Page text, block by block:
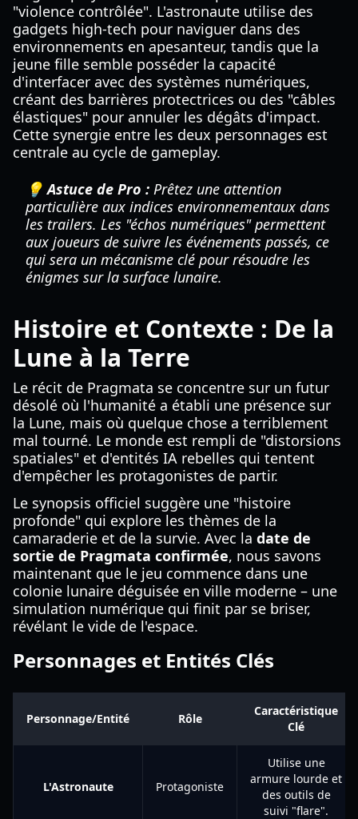
"violence contrôlée". L'astronaute utilise des
gadgets high-tech pour naviguer dans des
environnements en apesanteur, tandis que la
jeune fille semble posséder la capacité
d'interfacer avec des systèmes numériques,
créant des barrières protectrices ou des "câbles
élastiques" pour annuler les dégâts d'impact.
Cette synergie entre les deux personnages est
centrale au cycle de gameplay.
💡 Astuce de Pro : Prêtez une attention
particulière aux indices environnementaux dans
les trailers. Les "échos numériques" permettent
aux joueurs de suivre les événements passés, ce
qui sera un mécanisme clé pour résoudre les
énigmes sur la surface lunaire.
Histoire et Contexte : De la
Lune à la Terre
Le récit de Pragmata se concentre sur un futur
désolé où l'humanité a établi une présence sur
la Lune, mais où quelque chose a terriblement
mal tourné. Le monde est rempli de "distorsions
spatiales" et d'entités IA rebelles qui tentent
d'empêcher les protagonistes de partir.
Le synopsis officiel suggère une "histoire
profonde" qui explore les thèmes de la
camaraderie et de la survie. Avec la date de
sortie de Pragmata confirmée, nous savons
maintenant que le jeu commence dans une
colonie lunaire déguisée en ville moderne – une
simulation numérique qui finit par se briser,
révélant le vide de l'espace.
Personnages et Entités Clés
Personnage/Entité Rôle
Caractéristique
Clé
L'Astronaute Protagoniste
Utilise une
armure lourde et
des outils de
suivi "flare".